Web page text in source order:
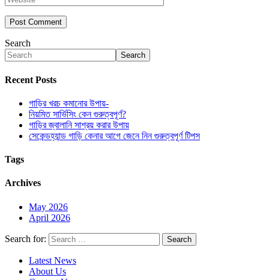
Search
Search
Recent Posts
গাড়ির খরচ কমানোর উপায়-
নিয়মিত সার্ভিসিং কেন গুরুত্বপূর্ণ?
গাড়ির জ্বালানি সাশ্রয় করার উপায়
সেকেন্ডহ্যান্ড গাড়ি কেনার আগে জেনে নিন গুরুত্বপূর্ণ টিপস
Tags
Archives
May 2026
April 2026
Search for:
Latest News
About Us